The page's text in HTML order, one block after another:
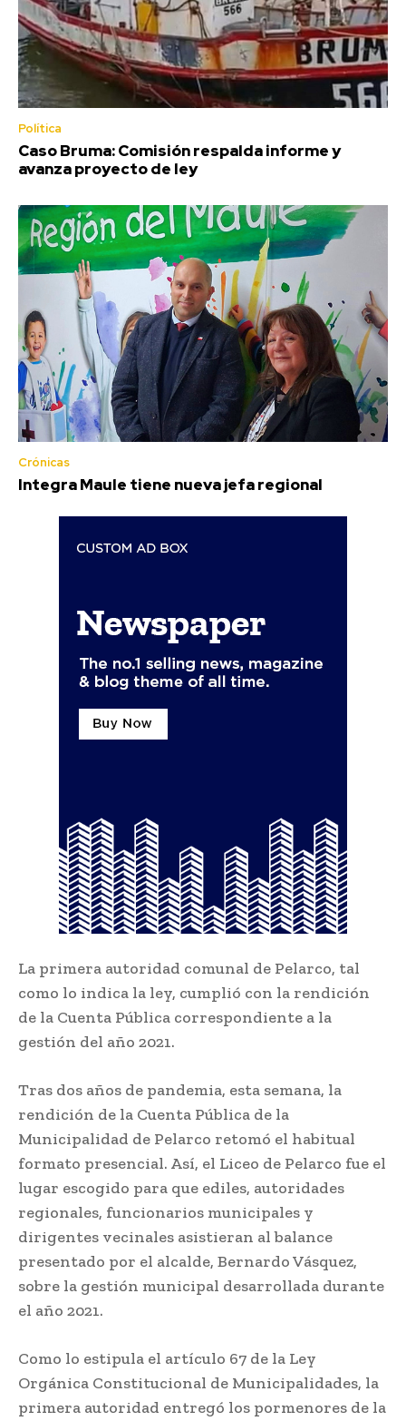
Política
Caso Bruma: Comisión respalda informe y
avanza proyecto de ley
Crónicas
Integra Maule tiene nueva jefa regional
La primera autoridad comunal de Pelarco, tal
como lo indica la ley, cumplió con la rendición
de la Cuenta Pública correspondiente a la
gestión del año 2021.
Tras dos años de pandemia, esta semana, la
rendición de la Cuenta Pública de la
Municipalidad de Pelarco retomó el habitual
formato presencial. Así, el Liceo de Pelarco fue el
lugar escogido para que ediles, autoridades
regionales, funcionarios municipales y
dirigentes vecinales asistieran al balance
presentado por el alcalde, Bernardo Vásquez,
sobre la gestión municipal desarrollada durante
el año 2021.
Como lo estipula el artículo 67 de la Ley
Orgánica Constitucional de Municipalidades, la
primera autoridad entregó los pormenores de la